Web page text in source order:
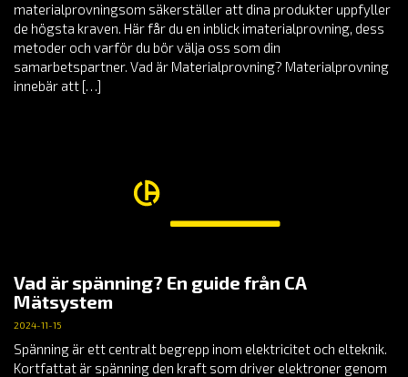
materialprovningsom säkerställer att dina produkter uppfyller
de högsta kraven. Här får du en inblick imaterialprovning, dess
metoder och varför du bör välja oss som din
samarbetspartner. Vad är Materialprovning? Materialprovning
innebär att […]
Vad är spänning? En guide från CA
Mätsystem
2024-11-15
Spänning är ett centralt begrepp inom elektricitet och elteknik.
Kortfattat är spänning den kraft som driver elektroner genom